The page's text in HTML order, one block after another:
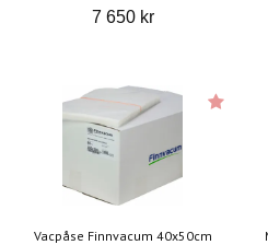
7 650 kr
Vacpåse Finnvacum 40x50cm